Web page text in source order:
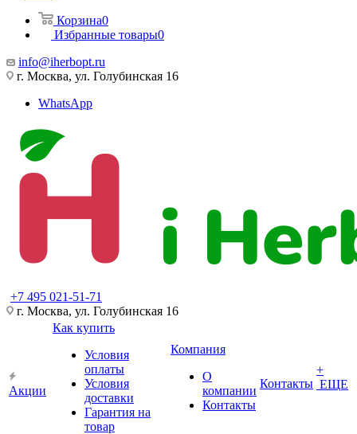
Корзина0
Избранные товары0
info@iherbopt.ru
г. Москва, ул. Голубинская 16
WhatsApp
+7 495 021-51-71
г. Москва, ул. Голубинская 16
Акции
Как купить
Условия
оплаты
Условия
доставки
Гарантия на
товар
Компания
О
компании
Контакты
Контакты
+
ЕЩЕ